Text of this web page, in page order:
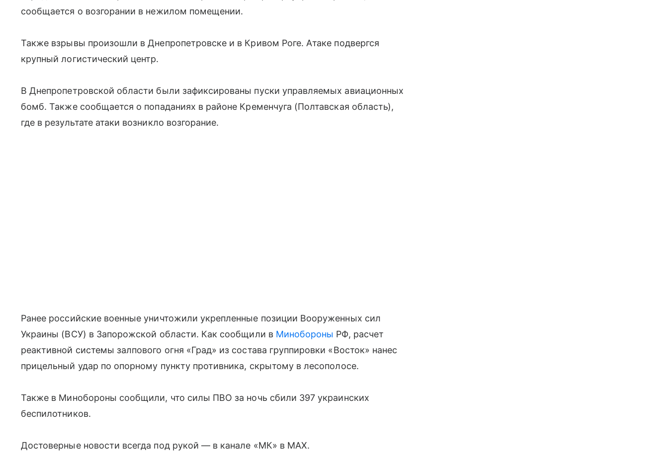
сообщается о возгорании в нежилом помещении.
Также взрывы произошли в Днепропетровске и в Кривом Роге. Атаке подвергся
крупный логистический центр.
В Днепропетровской области были зафиксированы пуски управляемых авиационных
бомб. Также сообщается о попаданиях в районе Кременчуга (Полтавская область),
где в результате атаки возникло возгорание.
Ранее российские военные уничтожили укрепленные позиции Вооруженных сил
Украины (ВСУ) в Запорожской области. Как сообщили в Минобороны РФ, расчет
реактивной системы залпового огня «Град» из состава группировки «Восток» нанес
прицельный удар по опорному пункту противника, скрытому в лесополосе.
Также в Минобороны сообщили, что силы ПВО за ночь сбили 397 украинских
беспилотников.
Достоверные новости всегда под рукой — в канале «МК» в MAX.